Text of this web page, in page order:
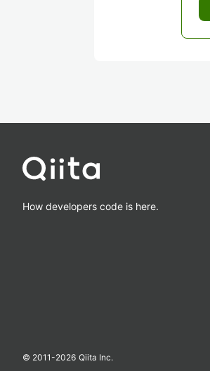
How developers code is here.
© 2011-2026 Qiita Inc.